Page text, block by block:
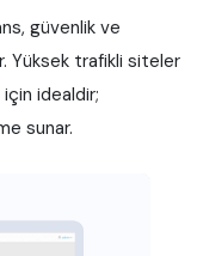
güvenlik ve
Yüksek trafikli siteler
idealdir;
sunar.